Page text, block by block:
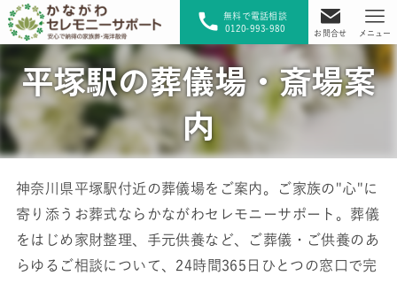
無料で電話相談
0120-993-980
お問合せ メニュー
平塚駅の葬儀場・斎場案
内
神奈川県平塚駅付近の葬儀場をご案内。ご家族の"心"に
寄り添うお葬式ならかながわセレモニーサポート。葬儀
をはじめ家財整理、手元供養など、ご葬儀・ご供養のあ
らゆるご相談について、24時間365日ひとつの窓口で完